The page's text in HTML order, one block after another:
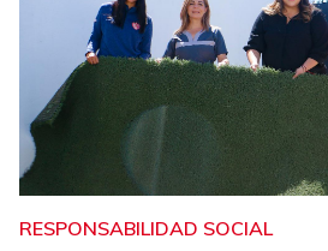
RESPONSABILIDAD SOCIAL